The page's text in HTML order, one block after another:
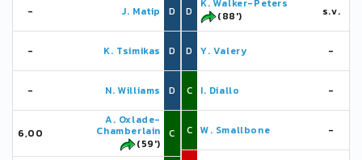
- J. Matip D
- K. Tsimikas D
- N. Williams D
6,00
A. Oxlade-
Chamberlain
(59')
C
D
K. Walker-Peters
(88')
s.v.
D Y. Valery -
C I. Diallo -
C W. Smallbone -